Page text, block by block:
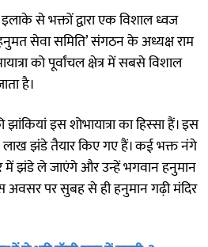
से भक्तों द्वारा एक विशाल ध्वज
हनुमत सेवा समिति’ संगठन के अध्यक्ष राम
को पूर्वांचल क्षेत्र में सबसे विशाल
है।
इस शोभायात्रा का हिस्सा हैं। इस
झंडे तैयार किए गए हैं। कई भक्त नंगे
झंडे ले जाएंगे और उन्हें भगवान हनुमान
अवसर पर सुबह से ही हनुमान गढ़ी मंदिर